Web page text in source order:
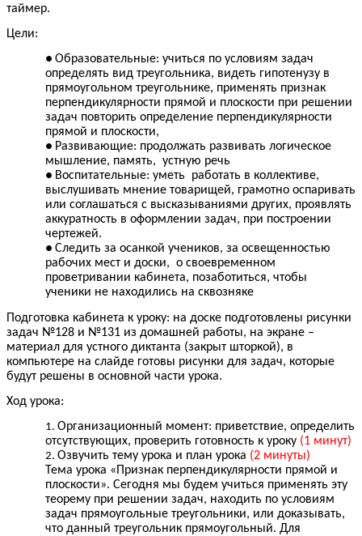
таймер.
Цели:
Образовательные: учиться по условиям задач
определять вид треугольника, видеть гипотенузу в
прямоугольном треугольнике, применять признак
перпендикулярности прямой и плоскости при решении
задач повторить определение перпендикулярности
прямой и плоскости,
Развивающие: продолжать развивать логическое
мышление, память, устную речь
Воспитательные: уметь работать в коллективе,
выслушивать мнение товарищей, грамотно оспаривать
или соглашаться с высказываниями других, проявлять
аккуратность в оформлении задач, при построении
чертежей.
Следить за осанкой учеников, за освещенностью
рабочих мест и доски, о своевременном
проветривании кабинета, позаботиться, чтобы
ученики не находились на сквозняке
Подготовка кабинета к уроку: на доске подготовлены рисунки
задач №128 и №131 из домашней работы, на экране –
материал для устного диктанта (закрыт шторкой), в
компьютере на слайде готовы рисунки для задач, которые
будут решены в основной части урока.
Ход урока:
Организационный момент: приветствие, определить
отсутствующих, проверить готовность к уроку (1 минут)
Озвучить тему урока и план урока (2 минуты)
Тема урока «Признак перпендикулярности прямой и
плоскости». Сегодня мы будем учиться применять эту
теорему при решении задач, находить по условиям
задач прямоугольные треугольники, или доказывать,
что данный треугольник прямоугольный. Для